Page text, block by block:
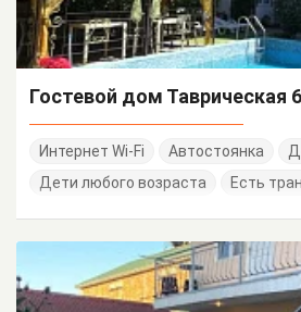
Гостевой дом Таврическая
Интернет Wi-Fi Автостоянка
Дети любого возраста
Есть